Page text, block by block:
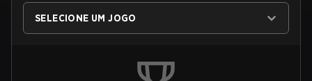
SELECIONE UM JOGO